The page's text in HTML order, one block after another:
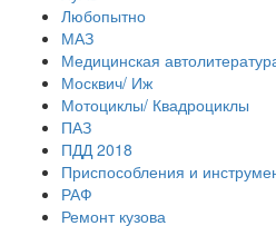
Любопытно
МАЗ
Медицинская
Москвич/ Иж
Мотоциклы/ Квадроциклы
ПАЗ
ПДД 2018
Приспособления и
РАФ
Ремонт кузова